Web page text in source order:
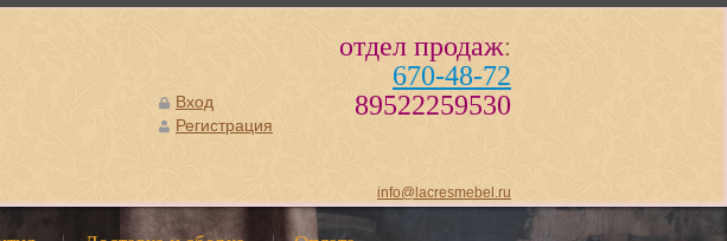
отдел продаж:
670-48-72
89522259530
info@lacresmebel.ru
Вход
Регистрация